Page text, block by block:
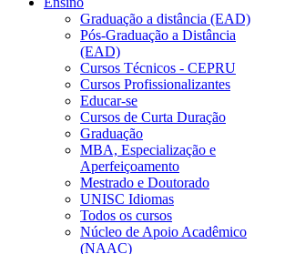
Graduação a distância (EAD)
Pós-Graduação a Distância
(EAD)
Cursos Técnicos - CEPRU
Cursos Profissionalizantes
Educar-se
Cursos de Curta Duração
Graduação
MBA, Especialização e
Aperfeiçoamento
Mestrado e Doutorado
UNISC Idiomas
Todos os cursos
Núcleo de Apoio Acadêmico
(NAAC)